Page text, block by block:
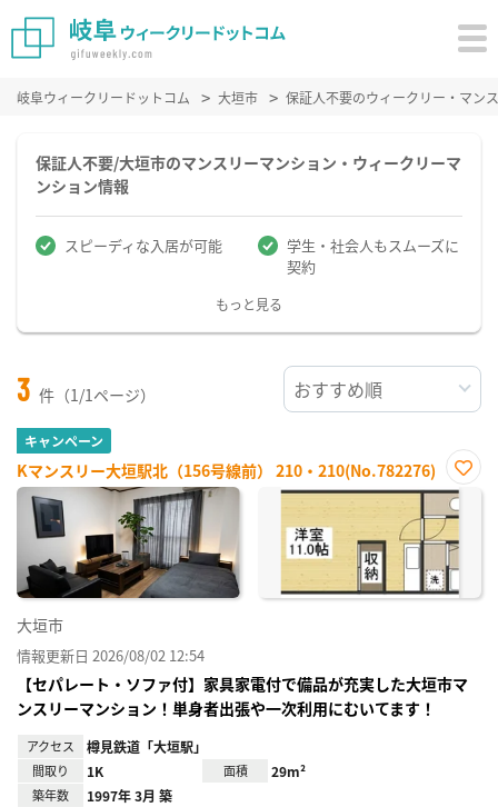
岐阜ウィークリードットコム 大垣市 保証人不要のウィークリー・マン
保証人不要/大垣市のマンスリーマンション・ウィークリーマ
ンション情報
スピーディな入居が可能
学生・社会人もスムーズに
契約
もっと見る
3 件（1/1ページ）
キャンペーン
Kマンスリー大垣駅北（156号線前） 210・210(No.782276)
お気
に入
り登
録
大垣市
情報更新日 2026/08/02 12:54
【セパレート・ソファ付】家具家電付で備品が充実した大垣市マ
ンスリーマンション！単身者出張や一次利用にむいてます！
アクセス 樽見鉄道「大垣駅」
間取り 1K 面積 29m²
築年数 1997年 3月 築